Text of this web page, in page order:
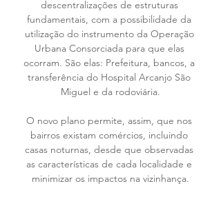
descentralizações de estruturas
fundamentais, com a possibilidade da
utilização do instrumento da Operação
Urbana Consorciada para que elas
ocorram. São elas: Prefeitura, bancos, a
transferência do Hospital Arcanjo São
Miguel e da rodoviária.
O novo plano permite, assim, que nos
bairros existam comércios, incluindo
casas noturnas, desde que observadas
as características de cada localidade e
minimizar os impactos na vizinhança.